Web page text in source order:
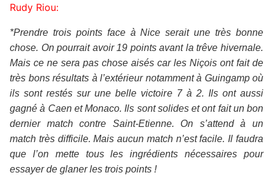
Rudy Riou:
*Prendre trois points face à Nice serait une très bonne
chose. On pourrait avoir 19 points avant la trêve hivernale.
Mais ce ne sera pas chose aisés car les Niçois ont fait de
très bons résultats à l’extérieur notamment à Guingamp où
ils sont restés sur une belle victoire 7 à 2. Ils ont aussi
gagné à Caen et Monaco. Ils sont solides et ont fait un bon
dernier match contre Saint-Etienne. On s’attend à un
match très difficile. Mais aucun match n’est facile. Il faudra
que l’on mette tous les ingrédients nécessaires pour
essayer de glaner les trois points !